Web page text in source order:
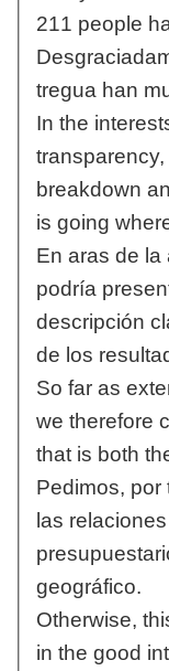
211 people
tregua han
In the
breakdown
is going
En aras de la
podría
descripción
de los
So far as
we therefore
that is both
Pedimos, por
las
geográfico.
Otherwise,
in the good